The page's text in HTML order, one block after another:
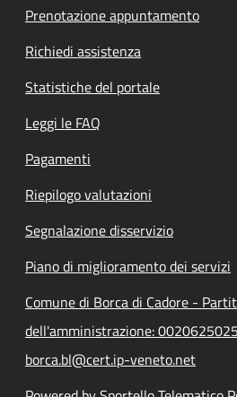
Prenotazione appuntamento
Richiedi assistenza
Statistiche del portale
Leggi le FAQ
Pagamenti
Riepilogo valutazioni
Segnalazione disservizio
Piano di miglioramento dei servizi
Comune di Borca di Cadore -
dell'amministrazione:
borca.bl@cert.ip-veneto.net